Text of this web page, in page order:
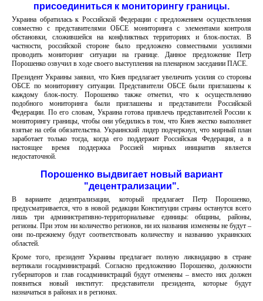
присоединиться к мониторингу границы.
Украина обратилась к Российской Федерации с предложением осуществления
совместно с представителями ОБСЕ мониторинга с элементами контроля
обстановки, сложившейся на конфликтных территориях и блок-постах. В
частности, российской стороне было предложено совместными усилиями
проводить мониторинг ситуации на границе. Данное предложение Петр
Порошенко озвучил в ходе своего выступления на пленарном заседании ПАСЕ.
Президент Украины заявил, что Киев предлагает увеличить усилия со стороны
ОБСЕ по мониторингу ситуации. Представители ОБСЕ были приглашены к
каждому блок-посту. Порошенко также отметил, что к осуществлению
подобного мониторинга были приглашены и представители Российской
Федерации. По его словам, Украина готова привлечь представителей России к
мониторингу границы, чтобы они убедились в том, что Киев жестко выполняет
взятые на себя обязательства. Украинский лидер подчеркнул, что мирный план
заработает только тогда, когда его поддержит Российская Федерация, а в
настоящее время поддержка Россией мирных инициатив является
недостаточной.
Порошенко выдвигает новый вариант
"децентрализации".
В варианте децентрализации, который предлагает Петр Порошенко,
предусматривается, что в новой редакции Конституции страны останутся всего
лишь три административно-территориальные единицы: общины, районы,
регионы. При этом ни количество регионов, ни их названия изменены не будут –
они по-прежнему будут соответствовать количеству и названию украинских
областей.
Кроме того, президент Украины предлагает полную ликвидацию в стране
вертикали госадминистраций. Согласно предложению Порошенко, должности
губернаторов и глав госадминистраций будут отменены – вместо них должен
появиться новый институт: представители президента, которые будут
назначаться в районах и в регионах.